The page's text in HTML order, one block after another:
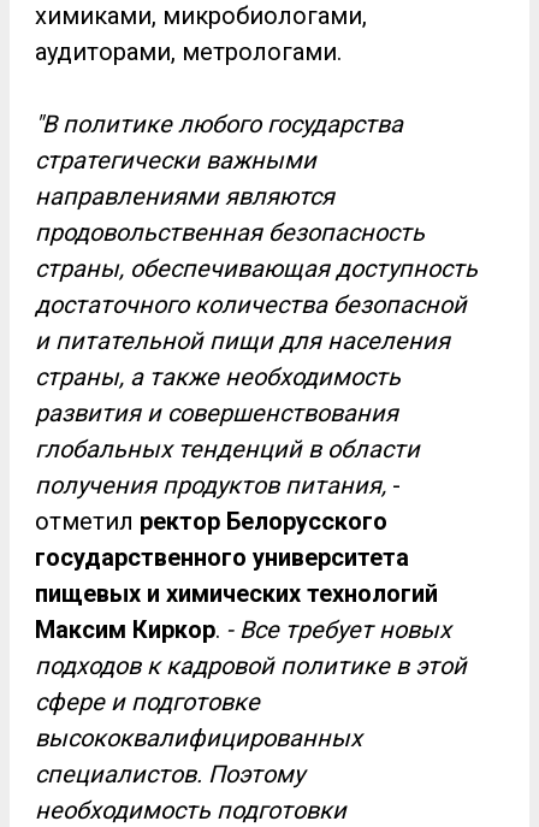
химиками, микробиологами,
аудиторами, метрологами.
"В политике любого государства
стратегически важными
направлениями являются
продовольственная безопасность
страны, обеспечивающая доступность
достаточного количества безопасной
и питательной пищи для населения
страны, а также необходимость
развития и совершенствования
глобальных тенденций в области
получения продуктов питания,-
отметил ректор Белорусского
государственного университета
пищевых и химических технологий
Максим Киркор. - Все требует новых
подходов к кадровой политике в этой
сфере и подготовке
высококвалифицированных
специалистов. Поэтому
необходимость подготовки